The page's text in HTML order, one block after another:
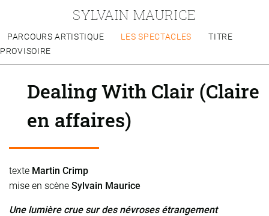
SYLVAIN MAURICE
PARCOURS ARTISTIQUE LES SPECTACLES
TITRE
PROVISOIRE
Dealing With Clair (Claire
en affaires)
texte Martin Crimp
mise en scène Sylvain Maurice
Une lumière crue sur des névroses étrangement